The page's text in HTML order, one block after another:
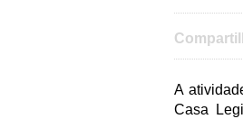
A
Casa